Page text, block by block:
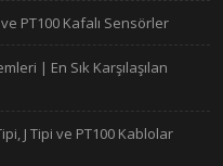
PT100 Kafalı Sensörler
| En Sık Karşılaşılan
J Tipi ve PT100 Kablolar